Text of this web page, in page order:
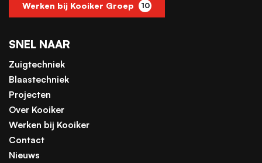
Werken bij Kooiker Groep 10
SNEL NAAR
Zuigtechniek
Blaastechniek
Projecten
Over Kooiker
Werken bij Kooiker
Contact
Nieuws